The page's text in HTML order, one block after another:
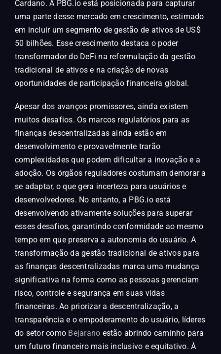
Cardano. A PBG.io está posicionada para capturar
uma parte desse mercado em crescimento, estimado
em incluir um segmento de gestão de ativos de US$
50 bilhões. Esse crescimento destaca o poder
transformador do DeFi na reformulação da gestão
tradicional de ativos e na criação de novas
oportunidades de participação financeira global.
Apesar dos avanços promissores, ainda existem
muitos desafios. Os marcos regulatórios para as
finanças descentralizadas ainda estão em
desenvolvimento e provavelmente trarão
complexidades que podem dificultar a inovação e a
adoção. Os órgãos reguladores costumam demorar a
se adaptar, o que gera incerteza para usuários e
desenvolvedores. No entanto, a PBG.io está
desenvolvendo ativamente soluções para superar
esses desafios, garantindo conformidade ao mesmo
tempo em que preserva a autonomia do usuário. A
transformação da gestão tradicional de ativos para
as finanças descentralizadas marca uma mudança
significativa na forma como as pessoas gerenciam
risco, controle e segurança em suas vidas
financeiras. Ao priorizar a descentralização, a
transparência e o empoderamento do usuário, líderes
do setor como Bejarano estão abrindo caminho para
um futuro financeiro mais inclusivo e equitativo. À